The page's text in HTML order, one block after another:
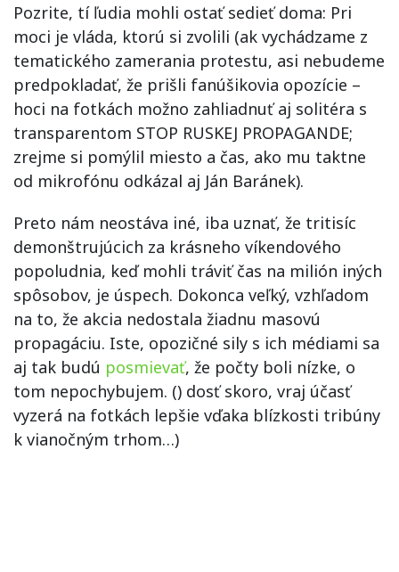
Pozrite, tí ľudia mohli ostať sedieť doma: Pri
moci je vláda, ktorú si zvolili (ak vychádzame z
tematického zamerania protestu, asi nebudeme
predpokladať, že prišli fanúšikovia opozície –
hoci na fotkách možno zahliadnuť aj solitéra s
transparentom STOP RUSKEJ PROPAGANDE;
zrejme si pomýlil miesto a čas, ako mu taktne
od mikrofónu odkázal aj Ján Baránek).
Preto nám neostáva iné, iba uznať, že tritisíc
demonštrujúcich za krásneho víkendového
popoludnia, keď mohli tráviť čas na milión iných
spôsobov, je úspech. Dokonca veľký, vzhľadom
na to, že akcia nedostala žiadnu masovú
propagáciu. Iste, opozičné sily s ich médiami sa
aj tak budú posmievať, že počty boli nízke, o
tom nepochybujem. () dosť skoro, vraj účasť
vyzerá na fotkách lepšie vďaka blízkosti tribúny
k vianočným trhom…)